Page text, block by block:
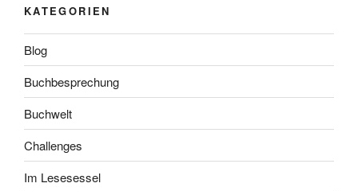
KATEGORIEN
Blog
Buchbesprechung
Buchwelt
Challenges
Im Lesesessel